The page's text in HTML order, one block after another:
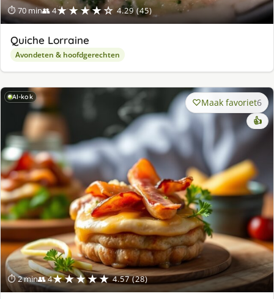
⏱ 70 min👥 4★★★★☆ 4.29 (45)
Quiche Lorraine
Avondeten & hoofdgerechten
AI-kok
⏱ 2 min👥 4★★★★★ 4.57 (28)
Maak favoriet6
👍